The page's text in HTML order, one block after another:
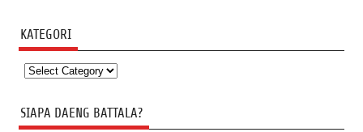
KATEGORI
Kategori
SIAPA DAENG BATTALA?